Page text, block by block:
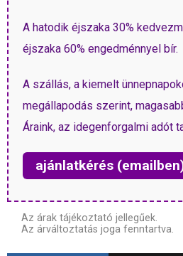
A hatodik éjszaka 30%
éjszaka 60% engedménnyel bír.
A szállás, a kiemelt
megállapodás szerint,
Áraink, az idegenforgalmi adót
ajánlatkérés
Az árak tájékoztató jellegűek.
Az árváltoztatás joga fenntartva.